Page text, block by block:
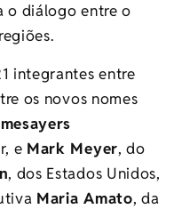
o diálogo entre o
integrantes entre
os novos nomes
e Mark Meyer, do
, dos Estados Unidos,
Maria Amato, da